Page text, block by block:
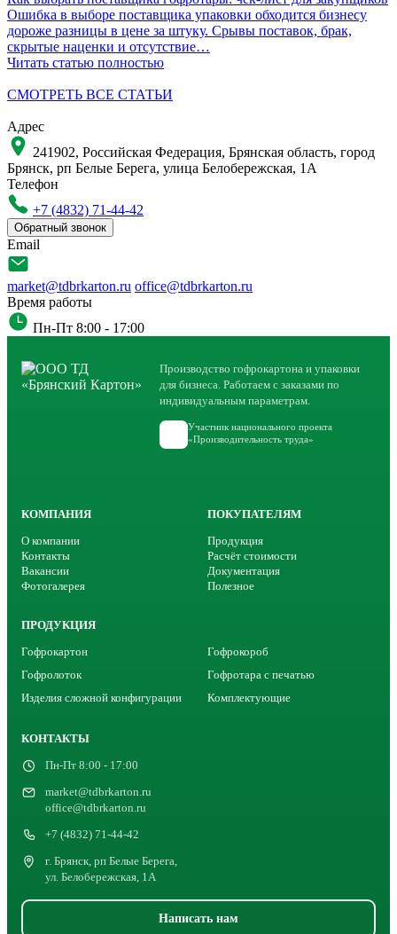
Ошибка в выборе поставщика упаковки обходится бизнесу
дороже разницы в цене за штуку. Срывы поставок, брак,
скрытые наценки и отсутствие…
Читать статью полностью
СМОТРЕТЬ ВСЕ СТАТЬИ
Адрес
241902, Российская Федерация, Брянская область, город
Брянск, рп Белые Берега, улица Белобережская, 1А
Телефон
+7 (4832) 71-44-42
Обратный звонок
Email
market@tdbrkarton.ru office@tdbrkarton.ru
Время работы
Пн-Пт 8:00 - 17:00
Производство гофрокартона и упаковки
для бизнеса. Работаем с заказами по
индивидуальным параметрам.
Участник национального проекта
«Производительность труда»
КОМПАНИЯ
О компании
Контакты
Вакансии
Фотогалерея
ПОКУПАТЕЛЯМ
Продукция
Расчёт стоимости
Документация
Полезное
ПРОДУКЦИЯ
Гофрокартон
Гофрокороб
Гофролоток
Гофротара с печатью
Изделия сложной конфигурации
Комплектующие
КОНТАКТЫ
Пн-Пт 8:00 - 17:00
market@tdbrkarton.ru
office@tdbrkarton.ru
+7 (4832) 71-44-42
г. Брянск, рп Белые Берега,
ул. Белобережская, 1А
Написать нам